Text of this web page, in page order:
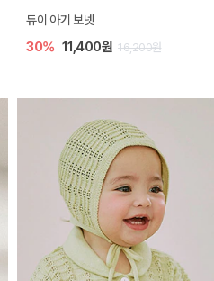
듀이 아기 보넷
30% 11,400원 16,200원